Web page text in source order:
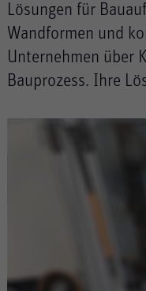
Lösungen für
Wandformen und
Unternehmen über
Bauprozess. Ihre